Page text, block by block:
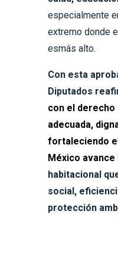
especialmente
extremo donde
esmás alto.
Con esta
Diputados
con el derecho
adecuada,
fortaleciendo
México avance
habitacional
social,
protección